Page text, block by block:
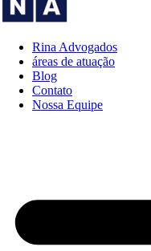
Rina Advogados
áreas de atuação
Blog
Contato
Nossa Equipe